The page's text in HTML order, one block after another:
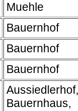
Muehle
Bauernhof
Bauernhof
Bauernhof
Aussiedlerhof,
Bauernhaus,